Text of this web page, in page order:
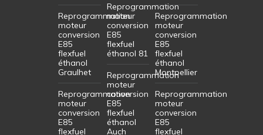
Reprogrammation
moteur
conversion
E85
flexfuel
éthanol
Graulhet
Reprogrammation
moteur
conversion
E85
flexfuel
Reprogrammation
moteur
conversion
E85
flexfuel
éthanol 81
Reprogrammation
moteur
conversion
E85
flexfuel
éthanol
Auch
Reprogrammation
moteur
conversion
E85
flexfuel
éthanol
Montpellier
Reprogrammation
moteur
conversion
E85
flexfuel